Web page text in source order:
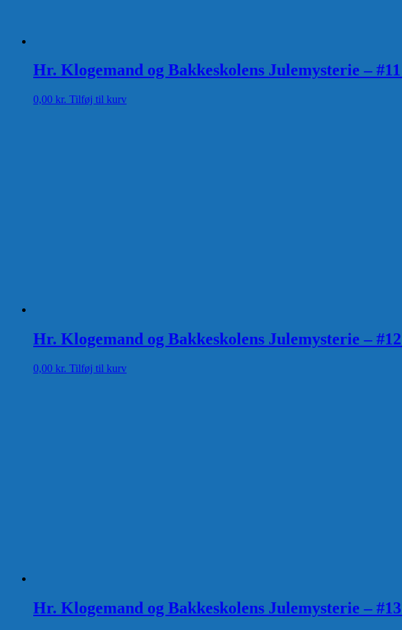
Hr. Klogemand og Bakkeskolens Julemysterie –
0,00 kr. Tilføj til kurv
Hr. Klogemand og Bakkeskolens Julemysterie –
0,00 kr. Tilføj til kurv
Hr. Klogemand og Bakkeskolens Julemysterie –